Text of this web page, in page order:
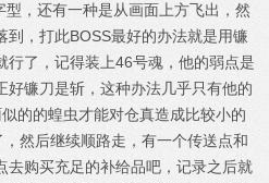
，还有一种是从画面上方飞出，然
到，打此BOSS最好的办法就是用镰
行了，记得装上46号魂，他的弱点是
好镰刀是斩，这种办法几乎只有他的
的的蝗虫才能对仓真造成比较小的
然后继续顺路走，有一个传送点和
去购买充足的补给品吧，记录之后就